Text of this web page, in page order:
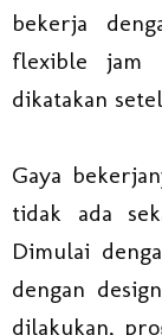
bekerja
flexible
dikatakan
Gaya
tidak ada
Dimulai
dengan
dilakukan,